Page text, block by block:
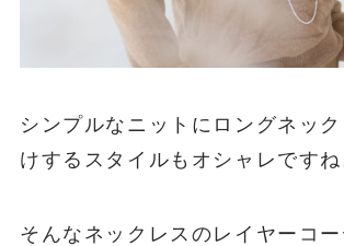
シンプルなニットにロングネッ
けするスタイルもオシャレですね
そんなネックレスのレイヤーコ